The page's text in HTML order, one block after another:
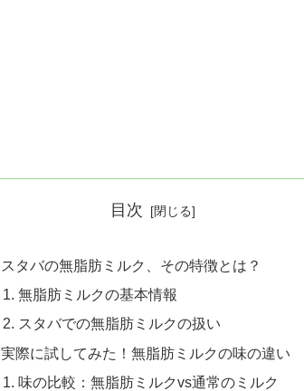
目次
スタバの無脂肪ミルク、その特徴とは？
無脂肪ミルクの基本情報
スタバでの無脂肪ミルクの扱い
実際に試してみた！無脂肪ミルクの味の違い
味の比較：無脂肪ミルクvs通常のミルク